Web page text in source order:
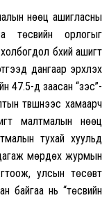
нөөц ашигласны
төсвийн орлогыг
бүхий ашигт
дангаар эрхлэх
47.5-д заасан “зэс”-
түвшнээс хамаарч
малтмалын нөөц
тухай хуульд
мөрдөх журмын
улсын төсөвт
байгаа нь “төсвийн